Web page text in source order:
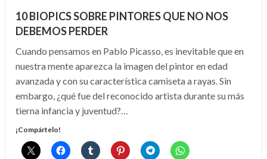
10 BIOPICS SOBRE PINTORES QUE NO NOS
DEBEMOS PERDER
Cuando pensamos en Pablo Picasso, es inevitable que en
nuestra mente aparezca la imagen del pintor en edad
avanzada y con su característica camiseta a rayas. Sin
embargo, ¿qué fue del reconocido artista durante su más
tierna infancia y juventud?…
¡Compártelo!